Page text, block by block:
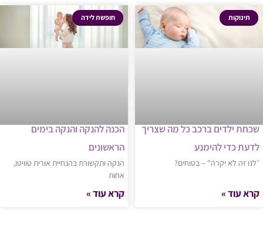
תינוקות
שכחת ילדים ברכב כל מה שצריך
לדעת כדי להימנע
״לנו זה לא יקרה" – בטוחים?
קרא עוד »
חופשת לידה
הכנה להנקה והנקה בימים
הראשונים
הנקה ותקשורת בהנחיית אורית טוויטו,
אחות
קרא עוד »